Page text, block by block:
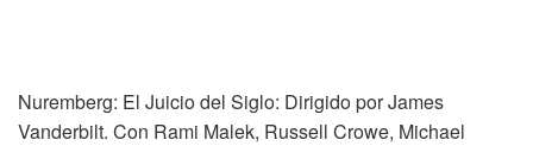
Nuremberg: El Juicio del Siglo: Dirigido por James
Vanderbilt. Con Rami Malek, Russell Crowe, Michael